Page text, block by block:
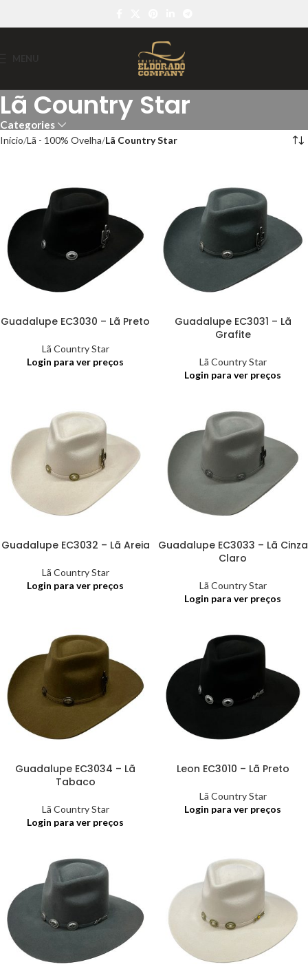
Lã Country Star
Categories
Início Lã - 100% Ovelha Lã Country Star
Guadalupe EC3030 – Lã Preto
Lã Country Star
Login para ver preços
Guadalupe EC3031 – Lã
Grafite
Lã Country Star
Login para ver preços
Guadalupe EC3032 – Lã Areia
Lã Country Star
Login para ver preços
Guadalupe EC3033 – Lã Cinza
Claro
Lã Country Star
Login para ver preços
Guadalupe EC3034 – Lã
Tabaco
Lã Country Star
Login para ver preços
Leon EC3010 – Lã Preto
Lã Country Star
Login para ver preços